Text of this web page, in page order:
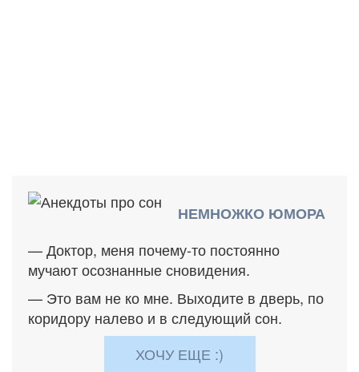
НЕМНОЖКО ЮМОРА
— Доктор, меня почему-то постоянно
мучают осознанные сновидения.
— Это вам не ко мне. Выходите в дверь, по
коридору налево и в следующий сон.
ХОЧУ ЕЩЕ :)